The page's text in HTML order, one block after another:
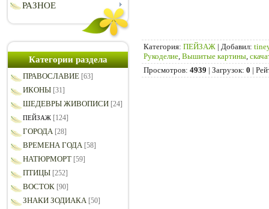
РАЗНОЕ
Категории раздела
ПРАВОСЛАВИЕ [63]
ИКОНЫ [31]
ШЕДЕВРЫ ЖИВОПИСИ [24]
ПЕЙЗАЖ [124]
ГОРОДА [28]
ВРЕМЕНА ГОДА [58]
НАТЮРМОРТ [59]
ПТИЦЫ [252]
ВОСТОК [90]
ЗНАКИ ЗОДИАКА [50]
Категория: ПЕЙЗАЖ | Добавил:
Рукоделие Вышитые картины
Просмотров: 4939 | Загрузок: 0 |